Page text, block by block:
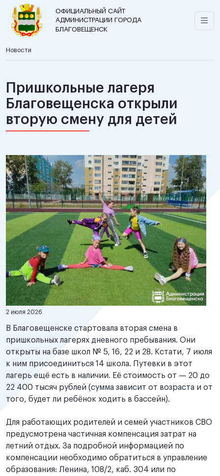
ОФИЦИАЛЬНЫЙ САЙТ
АДМИНИСТРАЦИИ ГОРОДА
БЛАГОВЕЩЕНСК
Новости
Пришкольные лагеря
Благовещенска открыли
вторую смену для детей
2 июля 2026
В Благовещенске стартовала вторая смена в
пришкольных лагерях дневного пребывания. Они
открыты на базе школ № 5, 16, 22 и 28. Кстати, 7 июля
к ним присоединиться 14 школа. Путевки в этот
лагерь ещё есть в наличии. Её стоимость от — 20 до
22 400 тысяч рублей (сумма зависит от возраста и от
того, будет ли ребёнок ходить в бассейн).
Для работающих родителей и семей участников СВО
предусмотрена частичная компенсация затрат на
летний отдых. За подробной информацией по
компенсации необходимо обратиться в управление
образования: Ленина, 108/2, каб. 304 или по